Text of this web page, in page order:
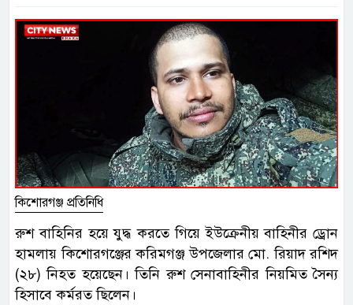
কিশোরগঞ্জ প্রতিনিধি
রুশ বাহিনির হয়ে যুদ্ধ করতে গিয়ে ইউক্রেনীয় বাহিনীর ড্রোন
হামলায় কিশোরগঞ্জের করিমগঞ্জ উপজেলার মো. রিয়াদ রশিদ
(২৮) নিহত হয়েছেন। তিনি রুশ সেনাবাহিনীর নিয়মিত সৈন্য
হিসাবে কর্মরত ছিলেন।